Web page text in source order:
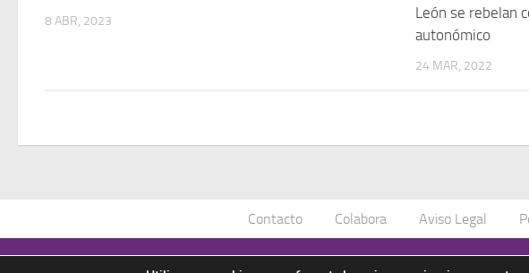
8 ABR, 2023
León se rebelan
autonómico
24 MAR, 2022
Contacto Colabora Aviso Legal